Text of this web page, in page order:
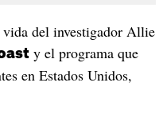
del investigador Allie
y el programa que
en Estados Unidos,